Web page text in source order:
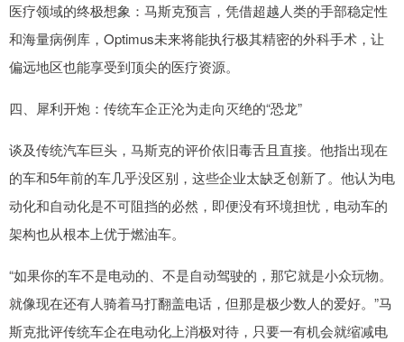
医疗领域的终极想象：马斯克预言，凭借超越人类的手部稳定性
和海量病例库，Optimus未来将能执行极其精密的外科手术，让
偏远地区也能享受到顶尖的医疗资源。
四、犀利开炮：传统车企正沦为走向灭绝的“恐龙”
谈及传统汽车巨头，马斯克的评价依旧毒舌且直接。他指出现在
的车和5年前的车几乎没区别，这些企业太缺乏创新了。他认为电
动化和自动化是不可阻挡的必然，即便没有环境担忧，电动车的
架构也从根本上优于燃油车。
“如果你的车不是电动的、不是自动驾驶的，那它就是小众玩物。
就像现在还有人骑着马打翻盖电话，但那是极少数人的爱好。”马
斯克批评传统车企在电动化上消极对待，只要一有机会就缩减电